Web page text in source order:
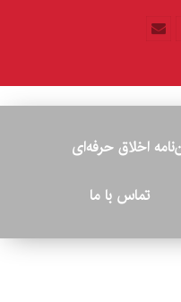
اخلاق حرفه‌ای
تماس با ما